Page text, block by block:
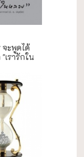
จะพูดได้
เรารักใน